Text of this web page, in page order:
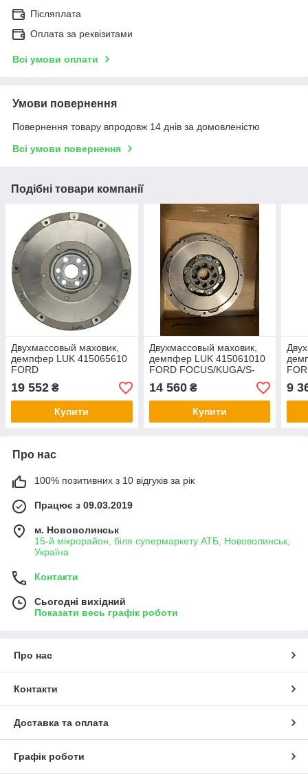
Післяплата
Оплата за реквізитами
Всі умови оплати
Умови повернення
Повернення товару впродовж 14 днів за домовленістю
Всі умови повернення
Подібні товари компанії
Двухмассовый маховик,
демпфер LUK 415065610
FORD
GALAXY/MONDEO/S-
MAX/FOCUS ECOBOOST
1,6 11-
19 552 ₴
Купити
Двухмассовый маховик,
демпфер LUK 415061010
FORD FOCUS/KUGA/S-
MAX/MONDEO 2,0 TDCI
11-
14 560₴
Купити
9
Про нас
100% позитивних з 10 відгуків за рік
Працює з 09.03.2019
м. Нововолинськ
15-й мікрорайон, біля супермаркету АТБ, Нововолинськ,
Україна
Контакти
Сьогодні вихідний
Показати весь графік роботи
Про нас
Контакти
Доставка та оплата
Графік роботи